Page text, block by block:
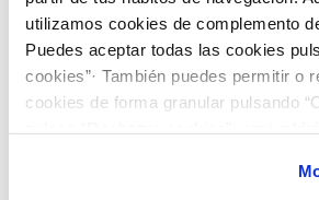
utilizamos cookies de complemento
Puedes aceptar todas las cookies
cookies”· También puedes permitir o
cookies de forma granular pulsando
son indispensables para que el sitio
mensajes sospechosos, y usa
nuestros canales oficiales.
contraseña regularmente.